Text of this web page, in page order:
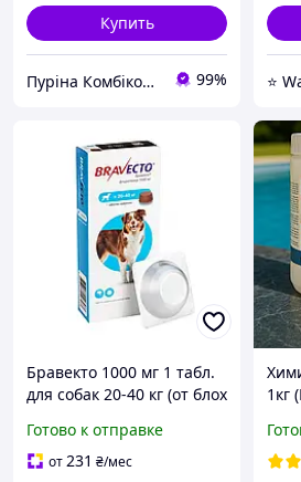
Купить
Пуріна Комбікорм 99%
Бравекто 1000 мг 1 табл.
для собак 20-40 кг (от блох
MSD (Нидерланды)
Готово к отправке
от231 ₴/мес
1кг
для